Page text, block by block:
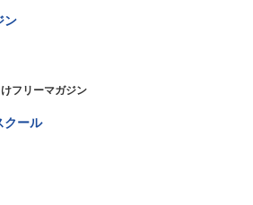
ン
フリーマガジン
クール